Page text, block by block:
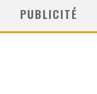
PUBLICITÉ